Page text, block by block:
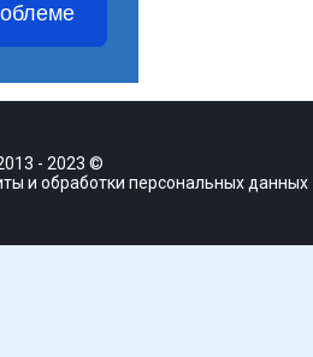
- 2023 ©
и обработки персональных данных